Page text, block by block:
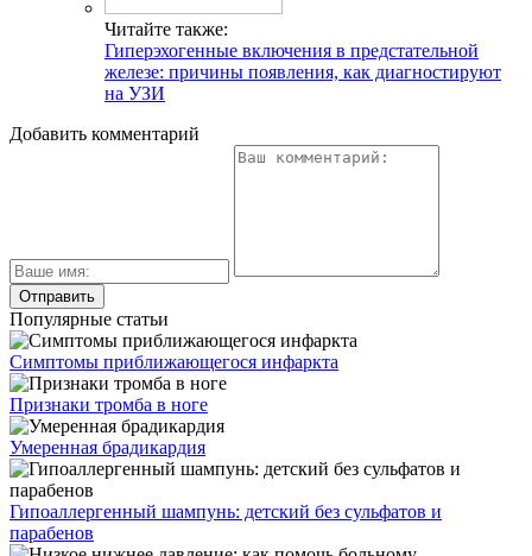
Читайте также:
Гиперэхогенные включения в предстательной
железе: причины появления, как диагностируют
на УЗИ
Добавить комментарий
Популярные статьи
Симптомы приближающегося инфаркта
Признаки тромба в ноге
Умеренная брадикардия
Гипоаллергенный шампунь: детский без сульфатов и
парабенов